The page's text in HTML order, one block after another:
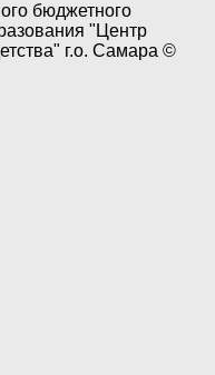
бюджетного
"Центр
г.о. Самара ©